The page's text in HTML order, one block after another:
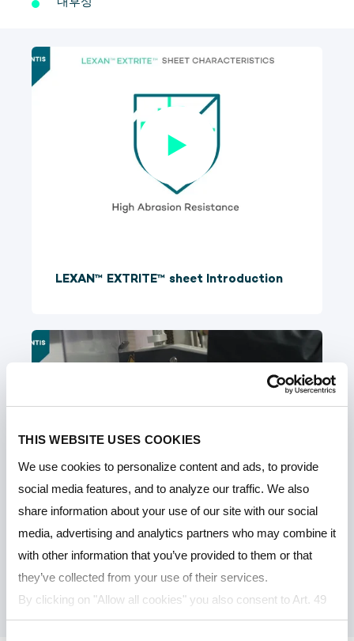
THIS WEBSITE USES COOKIES
We use cookies to personalize content and ads, to provide
social media features, and to analyze our traffic. We also
share information about your use of our site with our social
media, advertising and analytics partners who may combine it
with other information that you’ve provided to them or that
they’ve collected from your use of their services.
By clicking on "Allow all cookies" you also consent to Art. 49
para. 1 sentence 1 lit a GDPR that your data will be
내후성
LEXAN™ EXTRITE™ sheet Introduction
LEXAN™ EXTRITE™ Sheet Cutting
Techniques